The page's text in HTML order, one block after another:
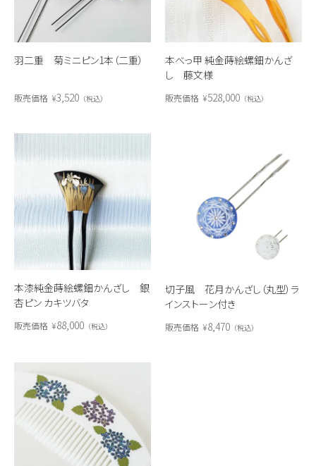
羽二重 菊ミニピン1本（二重）
販売価格 ¥3,520 税込
本べっ甲 純金蒔絵螺鈿かんざ
し 藤文様
販売価格 ¥528,000 税込
本漆純金蒔絵螺鈿かんざし 銀
杏ピン カキツバタ
販売価格 ¥88,000 税込
切子風 花月かんざし（丸型）ラ
インストーン付き
販売価格 ¥8,470 税込